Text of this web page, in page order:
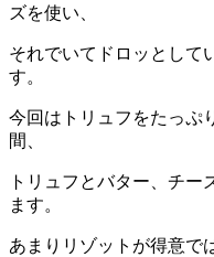
ズを使い、
それでいてドロッとして
す。
今回はトリュフをたっぷ
間、
トリュフとバター、チー
ます。
あまりリゾットが得意で